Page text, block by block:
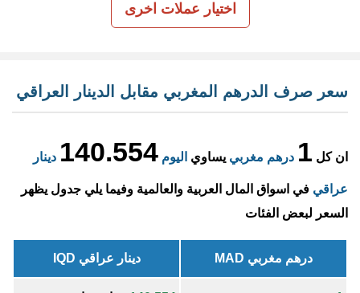
اختيار عملات اخرى
سعر صرف الدرهم المغربي مقابل الدينار العراقي
ان كل 1 درهم مغربي يساوي اليوم 140.554 دينار
عراقي في اسواق المال العربية والعالمية وفيما يلي جدول يظهر
السعر لبعض الفئات
درهم مغربي MAD دينار عراقي IQD